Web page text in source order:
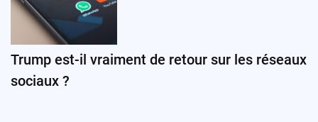
Trump est-il vraiment de retour sur les réseaux
sociaux ?